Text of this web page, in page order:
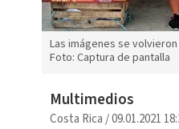
Las imágenes se
Foto: Captura de pantalla
Multimedios
Costa Rica /09.01.2021